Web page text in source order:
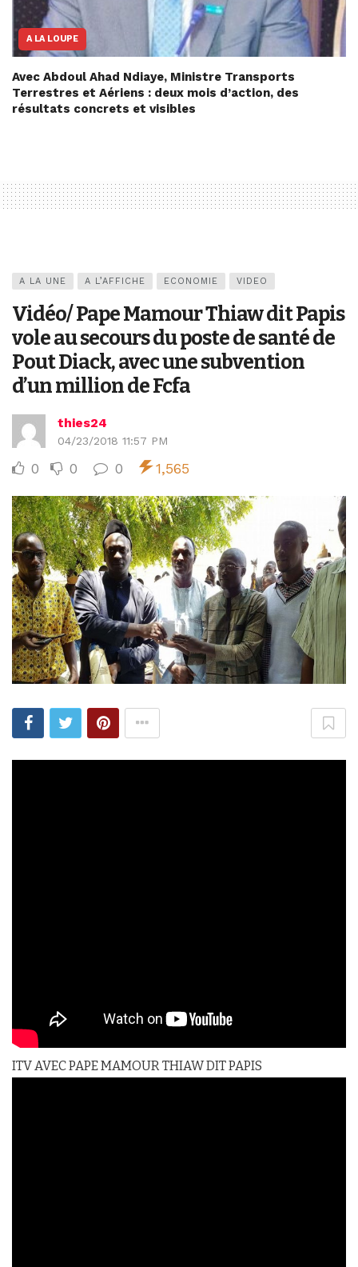
A LA LOUPE
Avec Abdoul Ahad Ndiaye, Ministre Transports
Terrestres et Aériens : deux mois d’action, des
résultats concrets et visibles
A LA UNE A L’AFFICHE ECONOMIE VIDEO
Vidéo/ Pape Mamour Thiaw dit Papis
vole au secours du poste de santé de
Pout Diack, avec une subvention
d’un million de Fcfa
thies24
04/23/2018 11:57 PM
0 0 0 1,565
ITV AVEC PAPE MAMOUR THIAW DIT PAPIS